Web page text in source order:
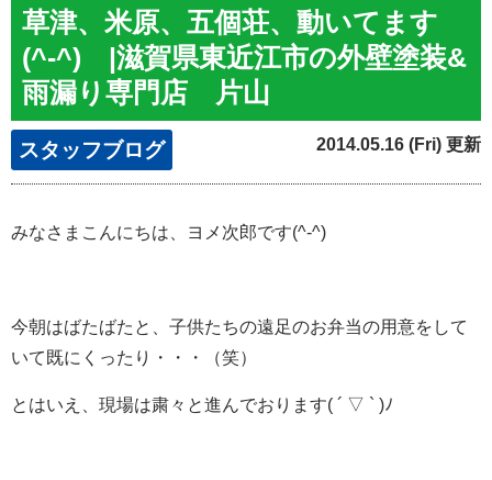
草津、米原、五個荘、動いてます
(^-^) |滋賀県東近江市の外壁塗装&
雨漏り専門店 片山
スタッフブログ 2014.05.16 (Fri) 更新
みなさまこんにちは、ヨメ次郎です(^-^)
今朝はばたばたと、子供たちの遠足のお弁当の用意をして
いて既にくったり・・・（笑）
とはいえ、現場は粛々と進んでおります( ´ ▽ ` )ﾉ